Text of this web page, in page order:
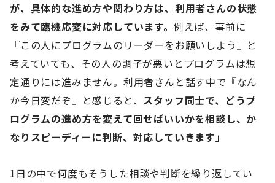
が、具体的な進め方や関わり方は、利用者さんの状態
をみて臨機応変に対応しています。 例えば、事前に
『この人にプログラムのリーダーをお願いしよう』と
考えていても、その人の調子が悪いとプログラムは想
定通りには進みません。利用者さんと話す中で『なん
か今日変だぞ』と感じると、 スタッフ同士で、どうプ
ログラムの進め方を変えて回せばいいかを相談し、か
なりスピーディーに判断、対応していきます」
1日の中で何度もそうした相談や判断を繰り返してい